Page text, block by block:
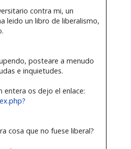
contra mi, un
leido un libro de liberalismo,
posteare a menudo
e inquietudes.
entera os dejo el enlace:
cosa que no fuese liberal?